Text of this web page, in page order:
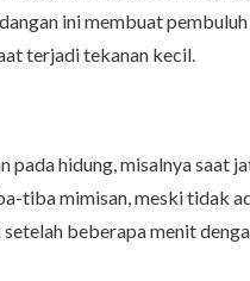
ini membuat
terjadi tekanan kecil.
hidung, misalnya saat
tiba mimisan, meski tidak
beberapa menit